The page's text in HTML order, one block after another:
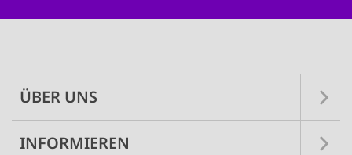
ÜBER UNS
INFORMIEREN